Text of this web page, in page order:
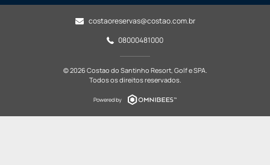
costaoreservas@costao.com.br
08000481000
© 2026 Costao do Santinho Resort, Golf e SPA.
Todos os direitos reservados.
Powered by